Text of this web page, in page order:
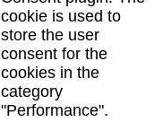
cookie is used to
store the user
consent for the
cookies in the
category
"Performance".